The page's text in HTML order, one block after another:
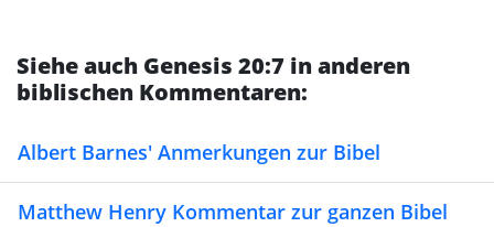
Siehe auch Genesis 20:7 in anderen
biblischen Kommentaren:
Albert Barnes' Anmerkungen zur Bibel
Matthew Henry Kommentar zur ganzen Bibel